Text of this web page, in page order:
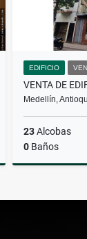
EDIFICIO
Medellín,
23Alcobas
0 Baños